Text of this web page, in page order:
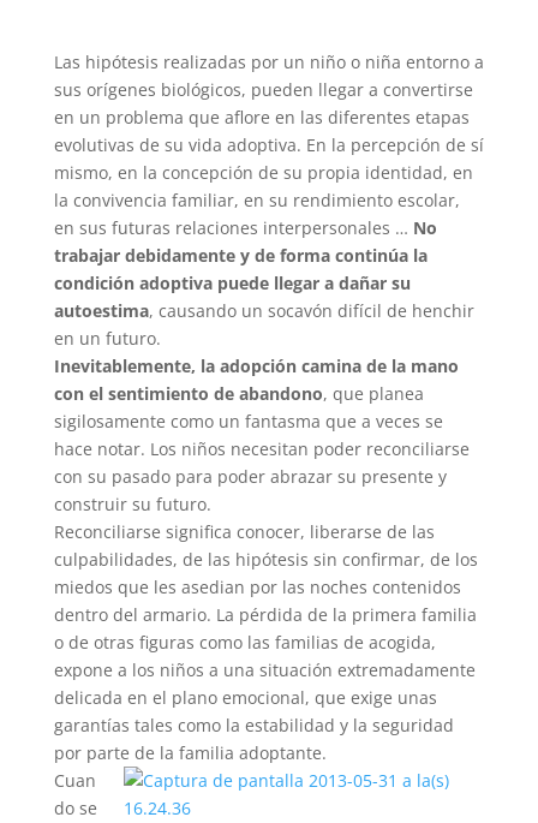
Las hipótesis realizadas por un niño o niña entorno a
sus orígenes biológicos, pueden llegar a convertirse
en un problema que aflore en las diferentes etapas
evolutivas de su vida adoptiva. En la percepción de sí
mismo, en la concepción de su propia identidad, en
la convivencia familiar, en su rendimiento escolar,
en sus futuras relaciones interpersonales … No
trabajar debidamente y de forma continúa la
condición adoptiva puede llegar a dañar su
autoestima, causando un socavón difícil de henchir
en un futuro.
Inevitablemente, la adopción camina de la mano
con el sentimiento de abandono, que planea
sigilosamente como un fantasma que a veces se
hace notar. Los niños necesitan poder reconciliarse
con su pasado para poder abrazar su presente y
construir su futuro.
Reconciliarse significa conocer, liberarse de las
culpabilidades, de las hipótesis sin confirmar, de los
miedos que les asedian por las noches contenidos
dentro del armario. La pérdida de la primera familia
o de otras figuras como las familias de acogida,
expone a los niños a una situación extremadamente
delicada en el plano emocional, que exige unas
garantías tales como la estabilidad y la seguridad
por parte de la familia adoptante.
Cuan
do se